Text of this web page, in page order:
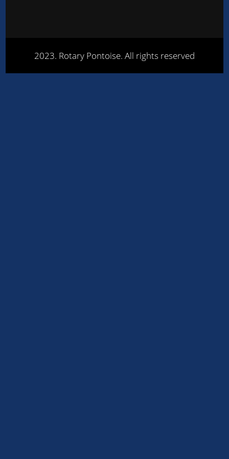
2023. Rotary Pontoise. All rights reserved